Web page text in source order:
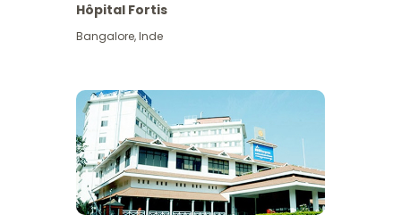
Hôpital Fortis
Bangalore,Inde